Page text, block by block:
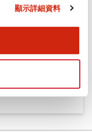
顯示詳細資料